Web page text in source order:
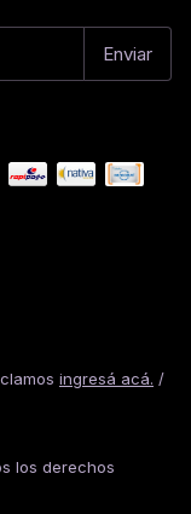
ingresá acá. /
los derechos